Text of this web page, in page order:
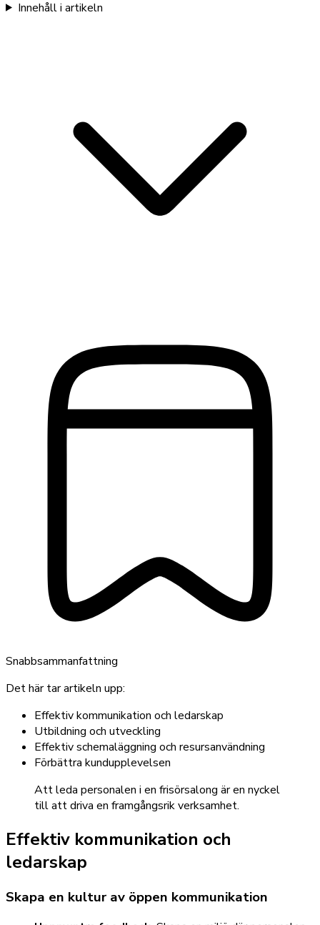
Innehåll i artikeln
Snabbsammanfattning
Det här tar artikeln upp:
Effektiv kommunikation och ledarskap
Utbildning och utveckling
Effektiv schemaläggning och resursanvändning
Förbättra kundupplevelsen
Att leda personalen i en frisörsalong är en nyckel
till att driva en framgångsrik verksamhet.
Effektiv kommunikation och
ledarskap
Skapa en kultur av öppen kommunikation